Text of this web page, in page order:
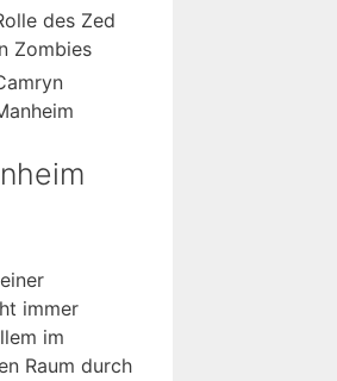
des Zed
Zombies
immer
im
Raum durch